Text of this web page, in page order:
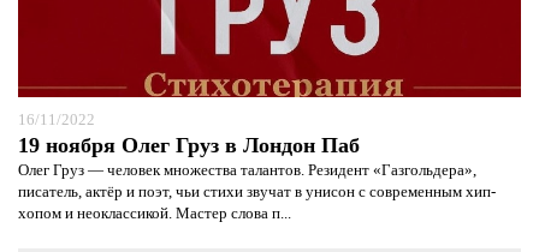
16/11/2022
19 ноября Олег Груз в Лондон Паб
Олег Груз — человек множества талантов. Резидент «Газгольдера»,
писатель, актёр и поэт, чьи стихи звучат в унисон с современным хип-
хопом и неоклассикой. Мастер слова п...